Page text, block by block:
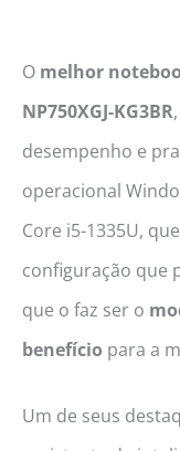
O melhor
NP750XGJ-KG3BR
desempenho e
operacional
Core i5-1335U,
configuração que
que o faz ser o
benefício para a
Um de seus